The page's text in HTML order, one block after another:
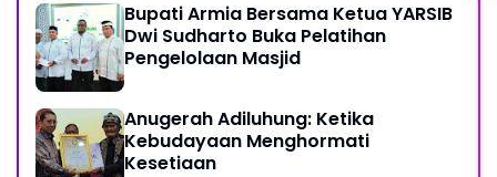
Bupati Armia Bersama Ketua YARSIB
Dwi Sudharto Buka Pelatihan
Pengelolaan Masjid
Anugerah Adiluhung: Ketika
Kebudayaan Menghormati
Kesetiaan